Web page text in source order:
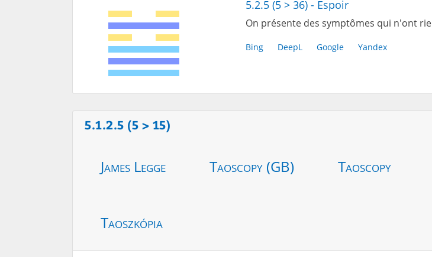
5.2.5 (5 > 36) - Espoir
On présente des symptômes qui n'ont
Bing DeepL Google Yandex
5.1.2.5 (5 > 15)
James Legge Taoscopy (GB) Taoscopy
Taoszkópia